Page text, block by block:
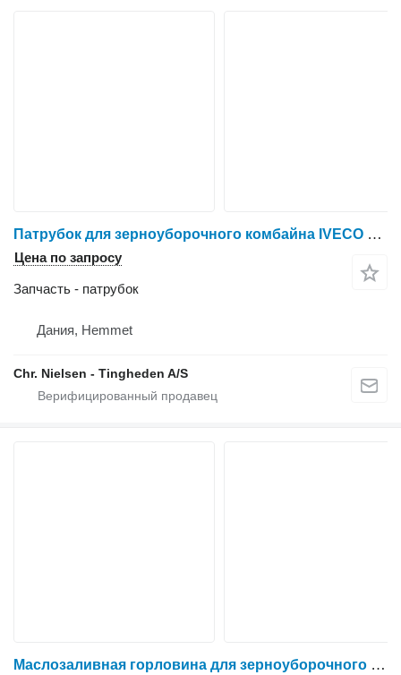
Патрубок для зерноуборочного комбайна IVECO 8361 SRE 11
Цена по запросу
Запчасть - патрубок
Дания, Hemmet
Chr. Nielsen - Tingheden A/S
Маслозаливная горловина для зерноуборочного комбайна IVECO F2CE9684L